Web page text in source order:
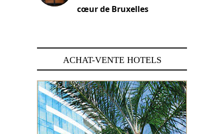
cœur de Bruxelles
ACHAT-VENTE HOTELS